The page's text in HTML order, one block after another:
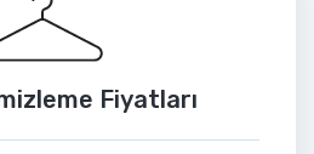
Fiyatları